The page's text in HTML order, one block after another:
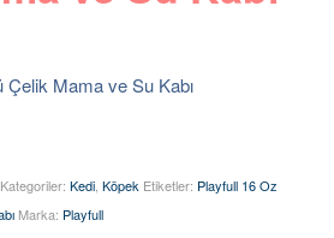
Mama ve Su Kabı
Kategoriler: Kedi, Köpek Etiketler: Playfull 16 Oz
Marka: Playfull